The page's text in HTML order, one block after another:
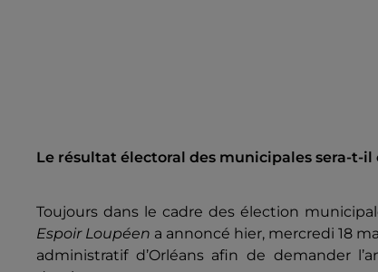
Le résultat électoral des municipales sera-t-il
Toujours dans le cadre des élection
Espoir Loupéen a annoncé hier, mercredi 18
administratif d’Orléans afin de demander